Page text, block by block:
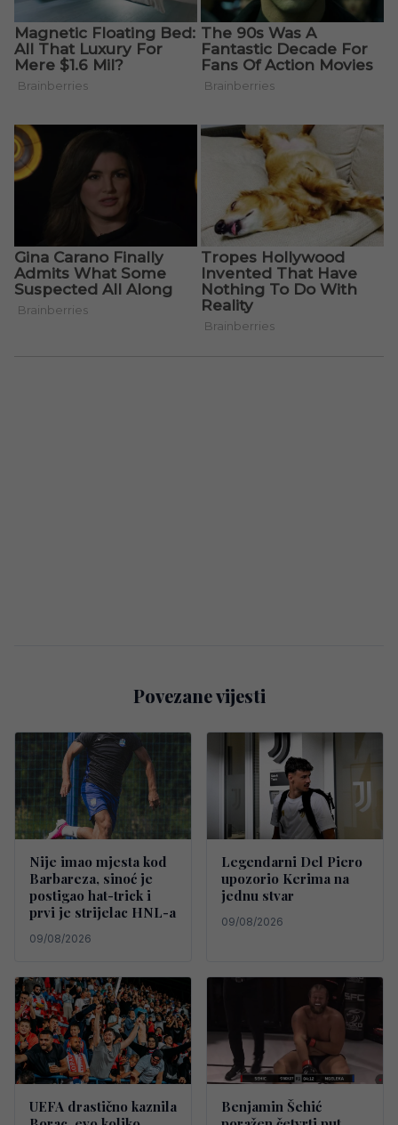
Povezane vijesti
Nije imao mjesta kod
Barbareza, sinoć je
postigao hat-trick i
prvi je strijelac HNL-a
09/08/2026
Legendarni Del Piero
upozorio Kerima na
jednu stvar
09/08/2026
UEFA drastično kaznila
Benjamin Šehić